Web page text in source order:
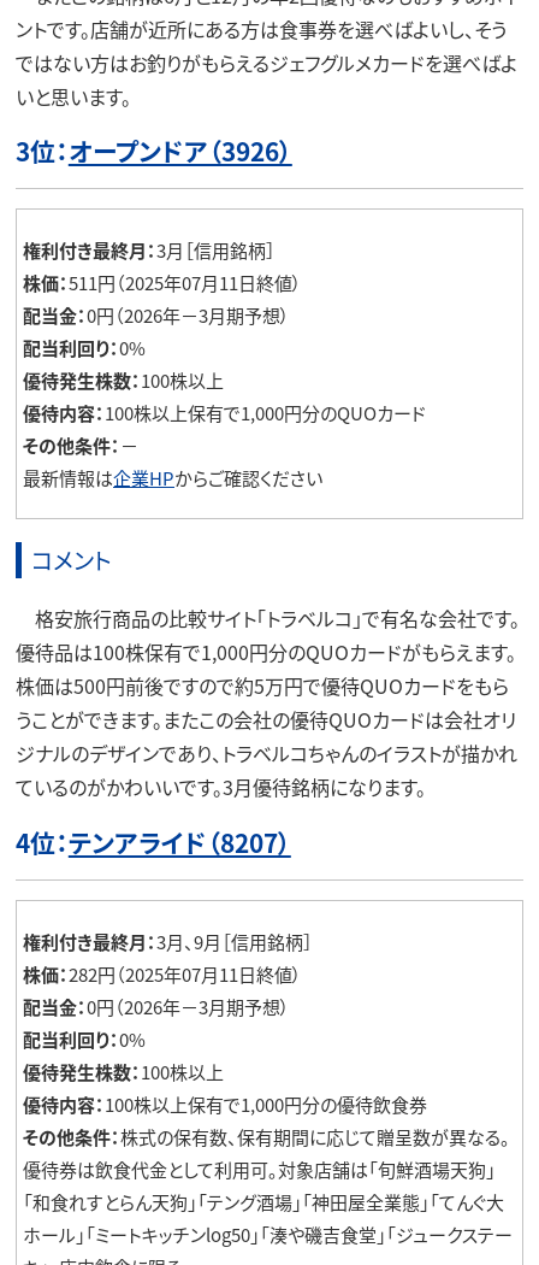
ントです。店舗が近所にある方は食事券を選べばよいし、そう
ではない方はお釣りがもらえるジェフグルメカードを選べばよ
いと思います。
3位：オープンドア（3926）
権利付き最終月：3月［信用銘柄］
株価：511円（2025年07月11日終値）
配当金：0円（2026年－3月期予想）
配当利回り：0%
優待発生株数：100株以上
優待内容：100株以上保有で1,000円分のQUOカード
その他条件： －
最新情報は企業HPからご確認ください
コメント
格安旅行商品の比較サイト「トラベルコ」で有名な会社です。
優待品は100株保有で1,000円分のQUOカードがもらえます。
株価は500円前後ですので約5万円で優待QUOカードをもら
うことができます。またこの会社の優待QUOカードは会社オリ
ジナルのデザインであり、トラベルコちゃんのイラストが描かれ
ているのがかわいいです。3月優待銘柄になります。
4位：テンアライド（8207）
権利付き最終月：3月、9月［信用銘柄］
株価：282円（2025年07月11日終値）
配当金：0円（2026年－3月期予想）
配当利回り：0%
優待発生株数：100株以上
優待内容：100株以上保有で1,000円分の優待飲食券
その他条件：株式の保有数、保有期間に応じて贈呈数が異なる。
優待券は飲食代金として利用可。対象店舗は「旬鮮酒場天狗」
「和食れすとらん天狗」「テング酒場」「神田屋全業態」「てんぐ大
ホール」「ミートキッチンlog50」「湊や磯吉食堂」「ジュークステー